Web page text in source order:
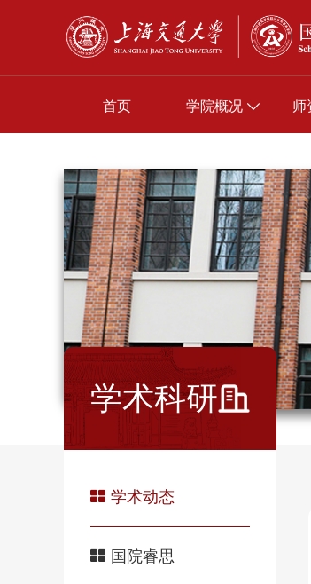
首页 学院概况 师
学术科研
学术动态
国院睿思